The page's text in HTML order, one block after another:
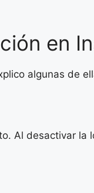
en
algunas de
Al desactivar